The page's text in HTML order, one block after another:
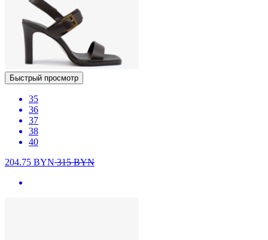
Быстрый просмотр
35
36
37
38
40
204.75 BYN315BYN